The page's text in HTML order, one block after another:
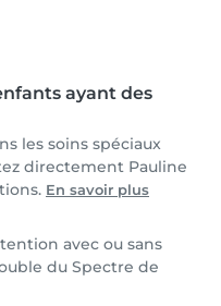
ayant des
les soins spéciaux
directement Pauline
En savoir plus
avec ou sans
du Spectre de